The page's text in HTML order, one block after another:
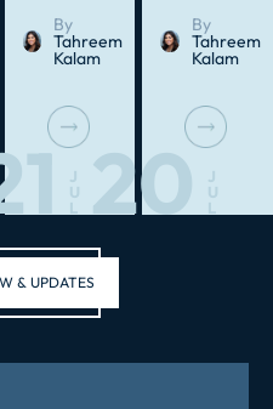
By
Tahreem
Kalam
J
U
L
By
Tahreem
Kalam
20
J
U
L
& UPDATES